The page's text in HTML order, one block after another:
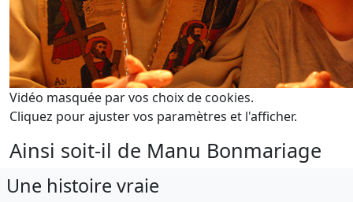
Vidéo masquée par vos choix de cookies.
Cliquez pour ajuster vos paramètres et l'afficher.
Ainsi soit-il de Manu Bonmariage
Une histoire vraie